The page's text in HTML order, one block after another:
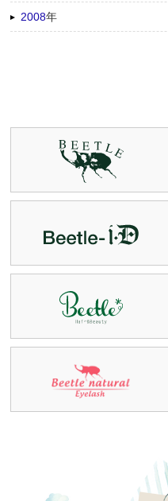
2008年